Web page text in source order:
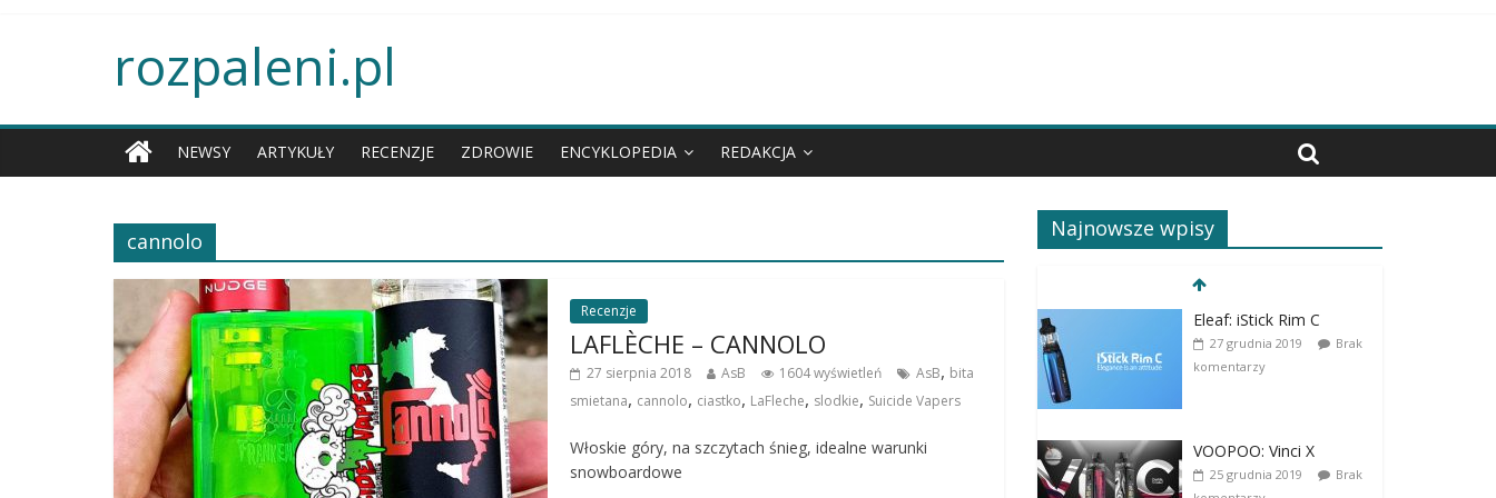
rozpaleni.pl
NEWSY ARTYKUŁY RECENZJE ZDROWIE ENCYKLOPEDIA REDAKCJA
cannolo
Recenzje
LAFLÈCHE – CANNOLO
27 sierpnia 2018 AsB 1604 wyświetleń AsB, bita
smietana, cannolo, ciastko, LaFleche, slodkie, Suicide Vapers
Włoskie góry, na szczytach śnieg, idealne warunki
snowboardowe
Najnowsze wpisy
Eleaf: iStick Rim C
27 grudnia 2019
Brak
komentarzy
VOOPOO: Vinci X
25 grudnia 2019
Brak